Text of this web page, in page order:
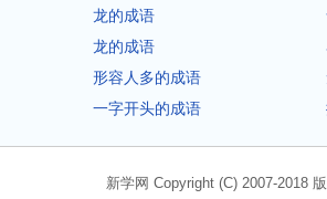
龙的成语
龙的成语
形容人多的成语
一字开头的成语
新学网 Copyright (C) 2007-2018